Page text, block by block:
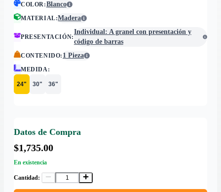
COLOR:Blanco
MATERIAL:Madera
PRESENTACIÓN:
Individual: A granel con presentación y
código de barras
CONTENIDO: 1 Pieza
MEDIDA:
24" 30" 36"
Datos de Compra
$1,735.00
En existencia
Cantidad: